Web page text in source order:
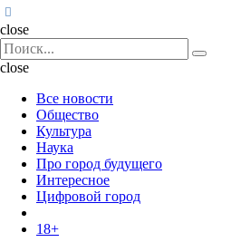
Поиск
close
Search
for:
Поиск
close
Все новости
Общество
Культура
Наука
Про город будущего
Интересное
Цифровой город
18+